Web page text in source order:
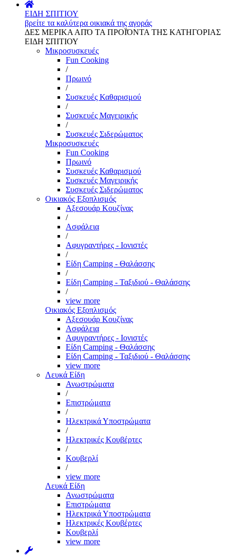
ΕΙΔΗ ΣΠΙΤΙΟΥ
βρείτε τα καλύτερα οικιακά της αγοράς
ΔΕΣ ΜΕΡΙΚΑ ΑΠΌ ΤΑ ΠΡΟΪΌΝΤΑ ΤΗΣ ΚΑΤΗΓΟΡΙΑΣ
ΕΙΔΗ ΣΠΙΤΙΟΥ
Μικροσυσκευές
Fun Cooking
/
Πρωινό
/
Συσκευές Καθαρισμού
/
Συσκευές Μαγειρικής
/
Συσκευές Σιδερώματος
Μικροσυσκευές
Fun Cooking
Πρωινό
Συσκευές Καθαρισμού
Συσκευές Μαγειρικής
Συσκευές Σιδερώματος
Οικιακός Εξοπλισμός
Αξεσουάρ Κουζίνας
/
Ασφάλεια
/
Αφυγραντήρες - Ιονιστές
/
Είδη Camping - Θαλάσσης
/
Είδη Camping - Ταξιδιού - Θαλάσσης
/
view more
Οικιακός Εξοπλισμός
Αξεσουάρ Κουζίνας
Ασφάλεια
Αφυγραντήρες - Ιονιστές
Είδη Camping - Θαλάσσης
Είδη Camping - Ταξιδιού - Θαλάσσης
view more
Λευκά Είδη
Ανωστρώματα
/
Επιστρώματα
/
Ηλεκτρικά Υποστρώματα
/
Ηλεκτρικές Κουβέρτες
/
Κουβερλί
/
view more
Λευκά Είδη
Ανωστρώματα
Επιστρώματα
Ηλεκτρικά Υποστρώματα
Ηλεκτρικές Κουβέρτες
Κουβερλί
view more